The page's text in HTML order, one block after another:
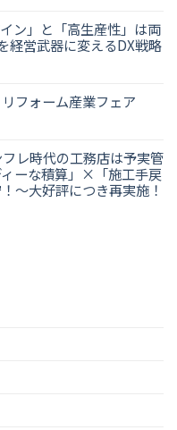
ン」と「高生産性」は両
経営武器に変えるDX戦略
フォーム産業フェア
レ時代の工務店は予実管
ーな積算」×「施工手戻
～大好評につき再実施！